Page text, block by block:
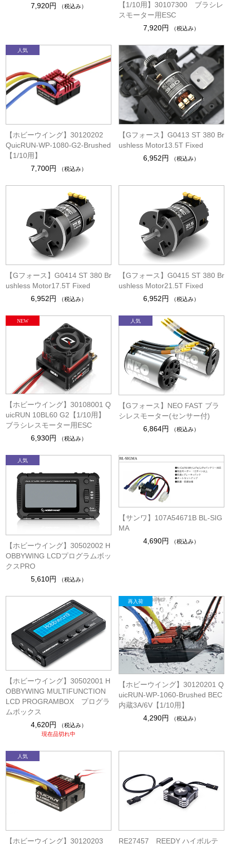
7,920円
（税込み）
【1/10用】30107300 ブラシレ
スモーター用ESC
7,920円
（税込み）
【ホビーウイング】30120202
QuicRUN-WP-1080-G2-Brushed
【1/10用】
7,700円
（税込み）
【Gフォース】G0413 ST 380 Br
ushless Motor13.5T Fixed
6,952円
（税込み）
【Gフォース】G0414 ST 380 Br
ushless Motor17.5T Fixed
6,952円
（税込み）
【Gフォース】G0415 ST 380 Br
ushless Motor21.5T Fixed
6,952円
（税込み）
【ホビーウイング】30108001 Q
uicRUN 10BL60 G2【1/10用】
ブラシレスモーター用ESC
6,930円
（税込み）
【Gフォース】NEO FAST ブラ
シレスモーター(センサー付)
6,864円
（税込み）
【ホビーウイング】30502002 H
OBBYWING LCDプログラムボッ
クスPRO
5,610円
（税込み）
【サンワ】107A54671B BL-SIG
MA
4,690円
（税込み）
【ホビーウイング】30502001 H
OBBYWING MULTIFUNCTION
LCD PROGRAMBOX プログラ
ムボックス
4,620円
（税込み）
現在品切れ中
【ホビーウイング】30120201 Q
uicRUN-WP-1060-Brushed BEC
内蔵3A/6V【1/10用】
4,290円
（税込み）
【ホビーウイング】30120203 RE27457 REEDY ハイボルテ